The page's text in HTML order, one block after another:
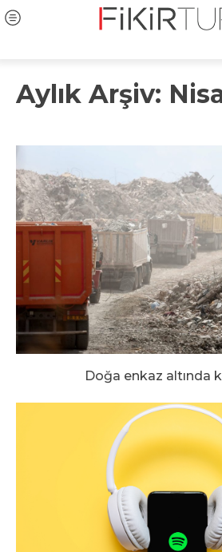
Aylık Arşiv:
Doğa enkaz altında